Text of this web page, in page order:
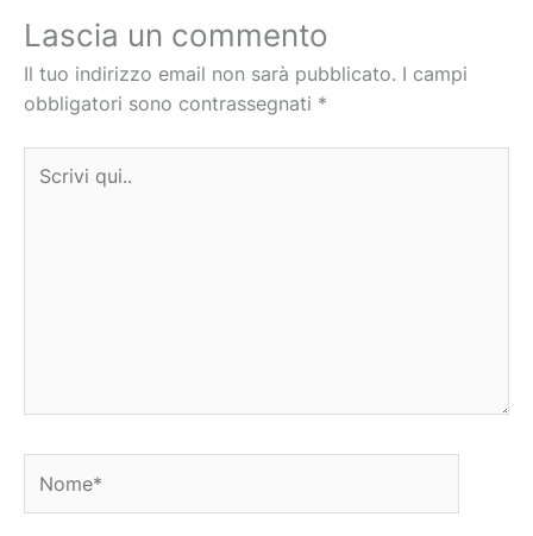
Lascia un commento
Il tuo indirizzo email non sarà pubblicato. I campi
obbligatori sono contrassegnati *
qui..